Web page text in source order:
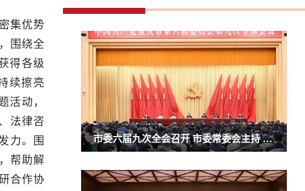
集优势
围绕全
得各级
续擦亮
活动，
法律咨
力。围
帮助解
合作协
市委六届九次全会召开 市委常委会主持 市委书记袁家军讲话